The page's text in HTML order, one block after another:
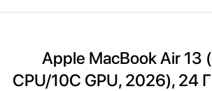
Apple MacBook Air 13
CPU/10C GPU, 2026), 24